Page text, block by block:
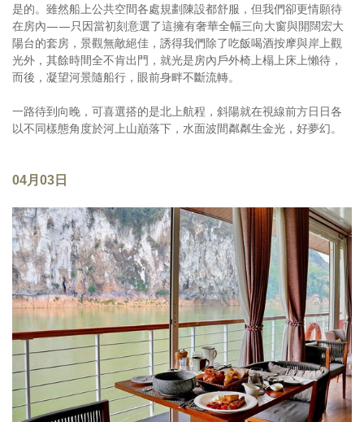
是的。雖然船上公共空間各處規劃陳設都舒服，但我們卻更情願待
在房內——只因當初刻意選了這擁有奢華全幅三向大窗與開闊宏大
陽台的套房，景觀無敵絕佳，誘得我們除了吃飯喝酒按摩與岸上觀
光外，其餘時間全不肯出門，就光是房內戶外椅上榻上床上懶待，
而後，凝望河景隨船行，眼前身畔不斷流轉。
一路待到向晚，可喜選搭的是北上航程，斜陽就在視線前方日日各
以不同樣態角度於河上山巔落下，水面波間粼粼生金光，好夢幻。
04月03日